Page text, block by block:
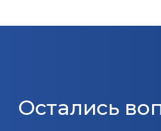
Остались